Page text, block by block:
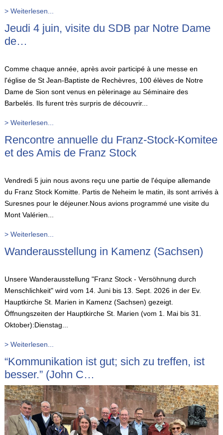
> Weiterlesen...
Jeudi 4 juin, visite du SDB par Notre Dame
de…
Comme chaque année, après avoir participé à une messe en
l'église de St Jean-Baptiste de Rechèvres, 100 élèves de Notre
Dame de Sion sont venus en pèlerinage au Séminaire des
Barbelés. Ils furent très surpris de découvrir...
> Weiterlesen...
Rencontre annuelle du Franz-Stock-Komitee
et des Amis de Franz Stock
Vendredi 5 juin nous avons reçu une partie de l'équipe allemande
du Franz Stock Komitte. Partis de Neheim le matin, ils sont arrivés à
Suresnes pour le déjeuner.Nous avions programmé une visite du
Mont Valérien...
> Weiterlesen...
Wanderausstellung in Kamenz (Sachsen)
Unsere Wanderausstellung "Franz Stock - Versöhnung durch
Menschlichkeit" wird vom 14. Juni bis 13. Sept. 2026 in der Ev.
Hauptkirche St. Marien in Kamenz (Sachsen) gezeigt.
Öffnungszeiten der Hauptkirche St. Marien (vom 1. Mai bis 31.
Oktober):Dienstag...
> Weiterlesen...
“Kommunikation ist gut; sich zu treffen, ist
besser.” (John C…